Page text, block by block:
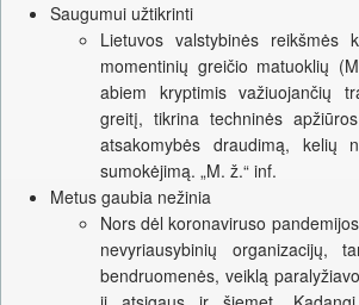
Saugumui užtikrinti
Lietuvos valstybinės reikšmės
momentinių greičio matuoklių
abiem kryptimis važiuojančių
greitį, tikrina techninės
atsakomybės draudimą, kelių
sumokėjimą. „M. ž.“ inf.
Metus gaubia nežinia
Nors dėl koronaviruso
nevyriausybinių organizacijų,
bendruomenės, veiklą